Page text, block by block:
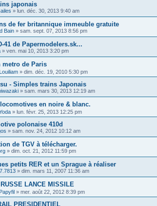
japonais
» lun. déc. 30, 2013 9:40 am
de fer britannique immeuble gratuite
Bain » sam. sept. 07, 2013 8:56 pm
41 de Papermodelers.sk...
» ven. mai 10, 2013 3:20 pm
metro de Paris
Louiliam » dim. déc. 19, 2010 5:30 pm
- Simples trains Japonais
» sam. mars 30, 2013 12:19 am
locomotives en noire & blanc.
» lun. févr. 25, 2013 12:25 pm
polonaise 410d
» sam. nov. 24, 2012 10:12 am
de TGV à télécharger.
» dim. oct. 21, 2012 11:59 pm
petits RER et un Sprague à réaliser
» dim. mars 11, 2007 11:36 am
LANCE MISSILE
Papyfil » mer. août 22, 2012 8:39 pm
PRESIDENTIEL